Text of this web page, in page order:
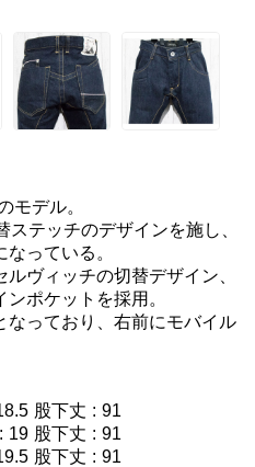
モデル。
テッチのデザインを施し、
っている。
ヴィッチの切替デザイン、
ポケットを採用。
なっており、右前にモバイル
股下丈 : 91
19 股下丈 : 91
股下丈 : 91